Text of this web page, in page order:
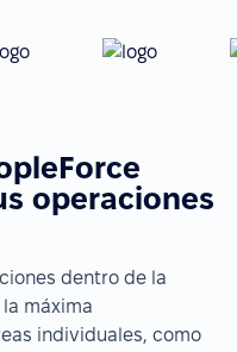
operaciones
dentro de la
máxima
individuales, como